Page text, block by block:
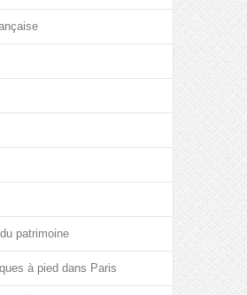
patrimoine
à pied dans Paris